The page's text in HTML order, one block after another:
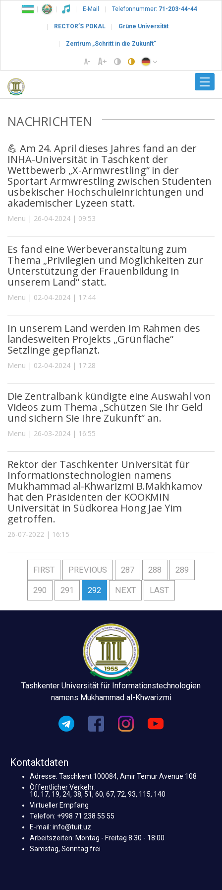
E-Mail Telefonnummer: 71-203-44-44
RECTOR’S POKAL Grüne Universität
Zentrum „Schritt in die Zukunft“
NACHRICHTEN
💪 Am 24. April dieses Jahres fand an der
INHA-Universität in Taschkent der
Wettbewerb „X-Armwrestling“ in der
Sportart Armwrestling zwischen Studenten
usbekischer Hochschuleinrichtungen und
akademischer Lyzeen statt.
Menu | 26-04-2024 | 09:53
Es fand eine Werbeveranstaltung zum
Thema „Privilegien und Möglichkeiten zur
Unterstützung der Frauenbildung in
unserem Land“ statt.
Menu | 02-04-2024 | 17:44
In unserem Land werden im Rahmen des
landesweiten Projekts „Grünfläche“
Setzlinge gepflanzt.
Menu | 02-04-2024 | 17:28
Die Zentralbank kündigte eine Auswahl von
Videos zum Thema „Schützen Sie Ihr Geld
und sichern Sie Ihre Zukunft“ an.
Menu | 26-03-2024 | 16:55
Rektor der Taschkenter Universität für
Informationstechnologien namens
Mukhammad al-Khwarizmi B.Makhkamov
hat den Präsidenten der KOOKMIN
Universität in Südkorea Hong Jae Yim
getroffen.
26-07-2022 | 16:15
FIRST PREVIOUS 287 288 289
290 291 292 NEXT LAST
Tashkenter Universität für Informationstechnologien
namens Mukhammad al-Khwarizmi
Kontaktdaten
Adresse: Taschkent 100084, Amir Temur Avenue 108
Öffentlicher Verkehr:
10, 17, 19, 24, 38, 51, 60, 67, 72, 93, 115, 140
Virtueller Empfang
Telefon: +998 71 238 55 55
E-mail: info@tuit.uz
Arbeitszeiten: Montag - Freitag 8:30 - 18:00
Samstag, Sonntag frei